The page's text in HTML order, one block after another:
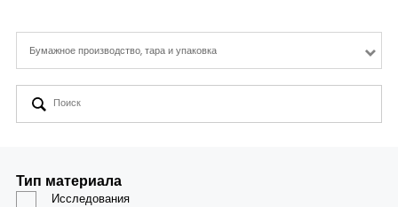
Новая реальность
Кейсы
Бумажное производство, тара и упаковка
Тип материала
Исследования